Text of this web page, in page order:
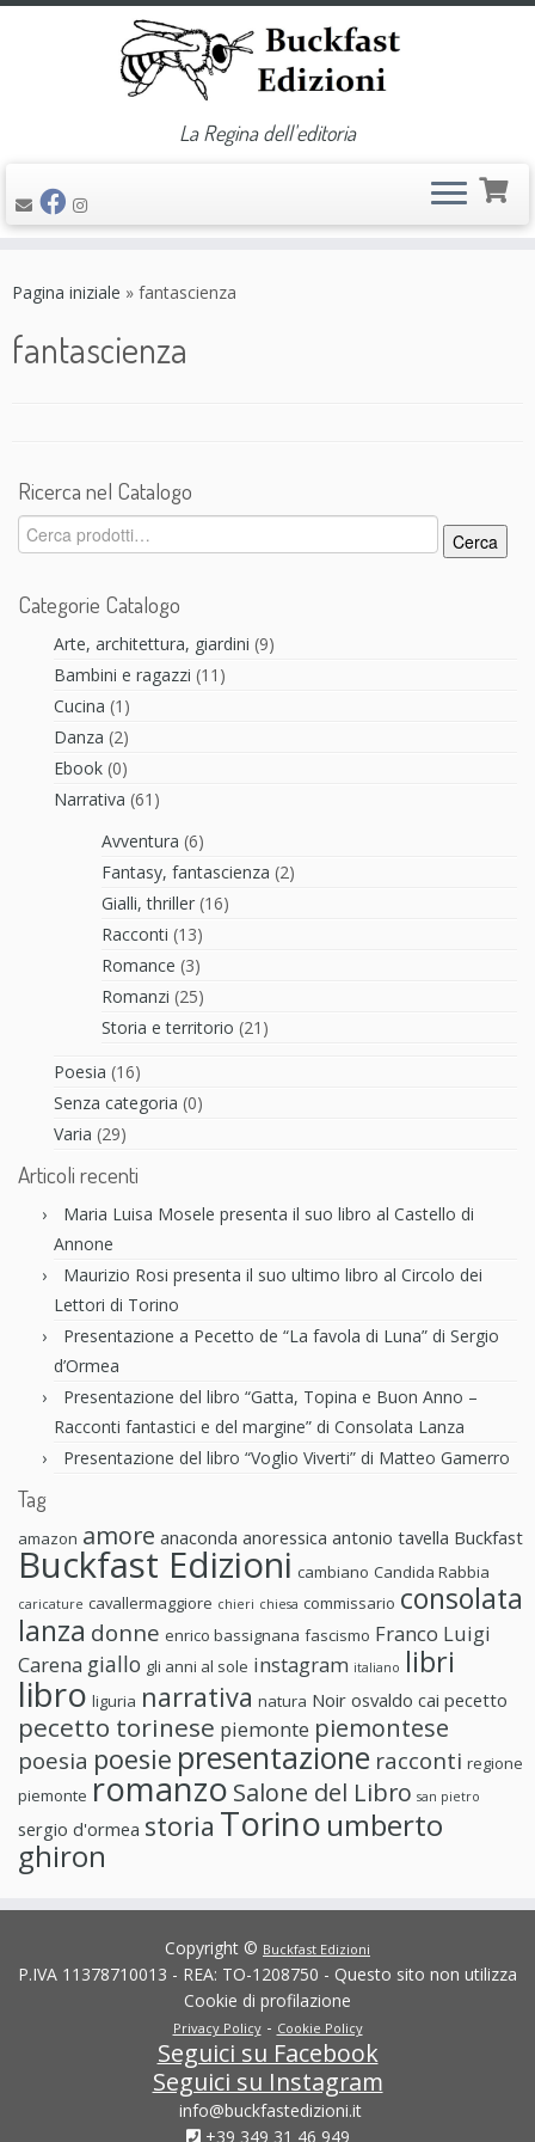
La Regina dell'editoria
Pagina iniziale » fantascienza
fantascienza
Ricerca nel Catalogo
Cerca:
Cerca
Categorie Catalogo
Arte, architettura, giardini (9)
Bambini e ragazzi (11)
Cucina (1)
Danza (2)
Ebook (0)
Narrativa (61)
Avventura (6)
Fantasy, fantascienza (2)
Gialli, thriller (16)
Racconti (13)
Romance (3)
Romanzi (25)
Storia e territorio (21)
Poesia (16)
Senza categoria (0)
Varia (29)
Articoli recenti
Maria Luisa Mosele presenta il suo libro al Castello di
Annone
Maurizio Rosi presenta il suo ultimo libro al Circolo dei
Lettori di Torino
Presentazione a Pecetto de “La favola di Luna” di Sergio
d’Ormea
Presentazione del libro “Gatta, Topina e Buon Anno –
Racconti fantastici e del margine” di Consolata Lanza
Presentazione del libro “Voglio Viverti” di Matteo Gamerro
Tag
amazon amore anaconda anoressica antonio tavella Buckfast
Buckfast Edizioni cambiano Candida Rabbia
caricature cavallermaggiore chieri chiesa commissario consolata
lanza donne enrico bassignana fascismo Franco Luigi
Carena giallo gli anni al sole instagram italiano libri
libro liguria narrativa natura Noir osvaldo cai pecetto
pecetto torinese piemonte piemontese
poesia poesie presentazione racconti regione
piemonte romanzo Salone del Libro san pietro
sergio d'ormea storia Torino umberto
ghiron
Copyright © Buckfast Edizioni
P.IVA 11378710013 - REA: TO-1208750 - Questo sito non utilizza
Cookie di profilazione
Privacy Policy- Cookie Policy
Seguici su Facebook
Seguici su Instagram
info@buckfastedizioni.it
+39 349 31 46 949